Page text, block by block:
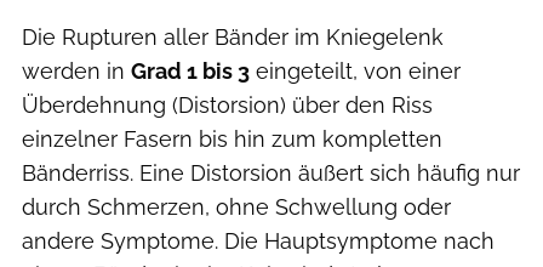
Die Rupturen aller Bänder im Kniegelenk
werden in Grad 1 bis 3 eingeteilt, von einer
Überdehnung (Distorsion) über den Riss
einzelner Fasern bis hin zum kompletten
Bänderriss. Eine Distorsion äußert sich häufig nur
durch Schmerzen, ohne Schwellung oder
andere Symptome. Die Hauptsymptome nach